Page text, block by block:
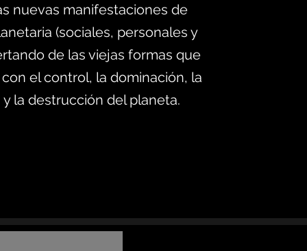
nuevas manifestaciones de
(sociales, personales y
de las viejas formas que
el control, la dominación, la
la destrucción del planeta.